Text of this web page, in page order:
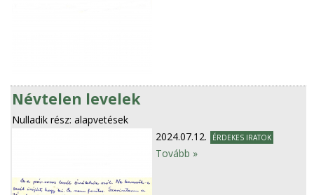
Névtelen levelek
Nulladik rész: alapvetések
2024.07.12.
ÉRDEKES IRATOK
Tovább »